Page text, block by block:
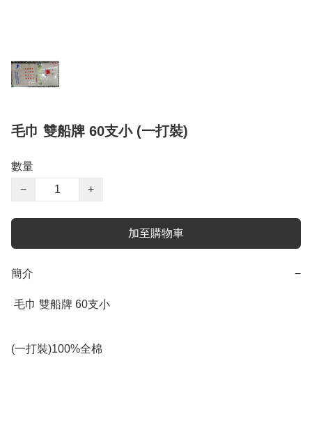
毛巾 雙船牌 60支小 (一打裝)
數量
−
+
加至購物車
簡介 −
(一打裝)100%全棉